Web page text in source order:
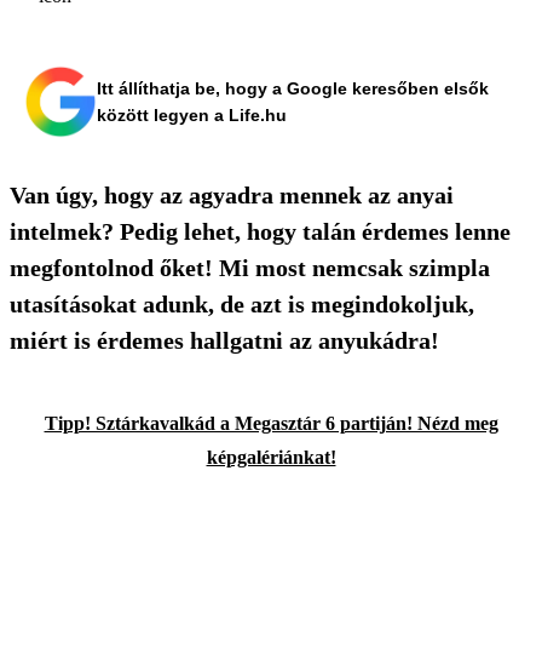
Itt állíthatja be, hogy a Google keresőben elsők
között legyen a Life.hu
Van úgy, hogy az agyadra mennek az anyai
intelmek? Pedig lehet, hogy talán érdemes lenne
megfontolnod őket! Mi most nemcsak szimpla
utasításokat adunk, de azt is megindokoljuk,
miért is érdemes hallgatni az anyukádra!
Tipp! Sztárkavalkád a Megasztár 6 partiján! Nézd meg
képgalériánkat!